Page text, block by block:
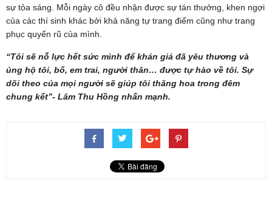
sự tỏa sáng. Mỗi ngày cô đều nhận được sự tán thưởng, khen ngợi
của các thí sinh khác bởi khả năng tự trang điểm cũng như trang
phục quyến rũ của mình.
“Tôi sẽ nỗ lực hết sức mình để khán giả đã yêu thương và
ủng hộ tôi, bố, em trai, người thân… được tự hào về tôi. Sự
dõi theo của mọi người sẽ giúp tôi thăng hoa trong đêm
chung kết”- Lâm Thu Hồng nhấn mạnh.